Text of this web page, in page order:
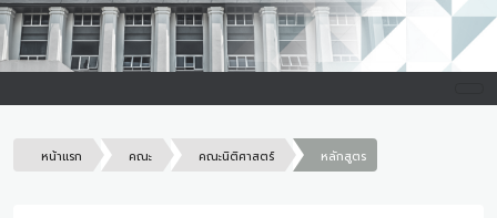
หน้าแรก คณะ คณะนิติศาสตร์ หลักสูตร